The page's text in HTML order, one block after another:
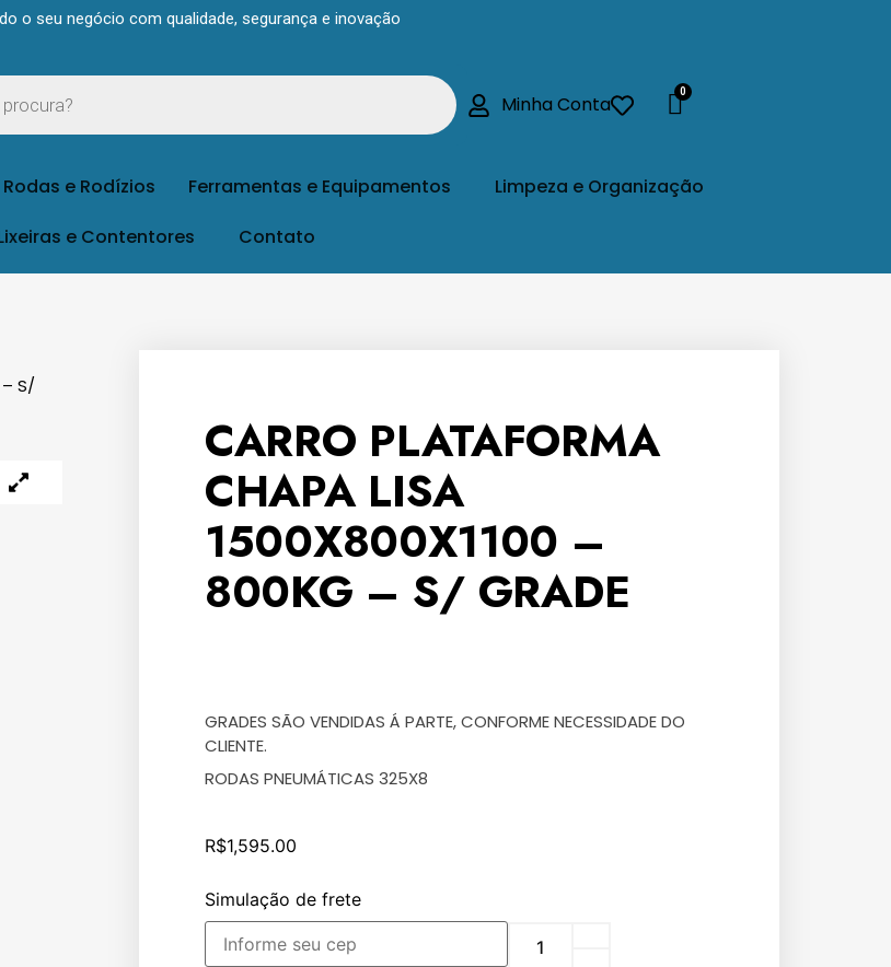
o seu negócio com qualidade, segurança e inovação
Minha Conta
Rodas e Rodízios Ferramentas e Equipamentos
Limpeza e Organização
e Contentores
Contato
– S/
CARRO PLATAFORMA
CHAPA LISA
1500X800X1100 –
800KG – S/ GRADE
GRADES SÃO VENDIDAS Á PARTE, CONFORME NECESSIDADE DO
CLIENTE.
RODAS PNEUMÁTICAS 325X8
R$1,595.00
Simulação de frete